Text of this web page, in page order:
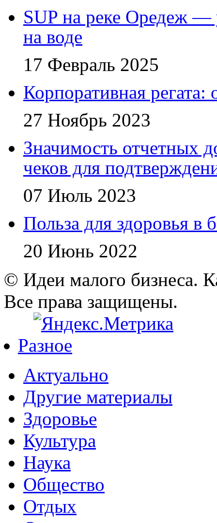
SUP на реке Оредеж —
на воде
17 Февраль 2025
Корпоративная
27 Ноябрь 2023
Значимость отчетных
чеков для
07 Июль 2023
Польза для здоровья в
20 Июнь 2022
© Идеи малого бизнеса.
Все права защищены.
Разное
Актуально
Другие материалы
Здоровье
Культура
Наука
Общество
Отдых